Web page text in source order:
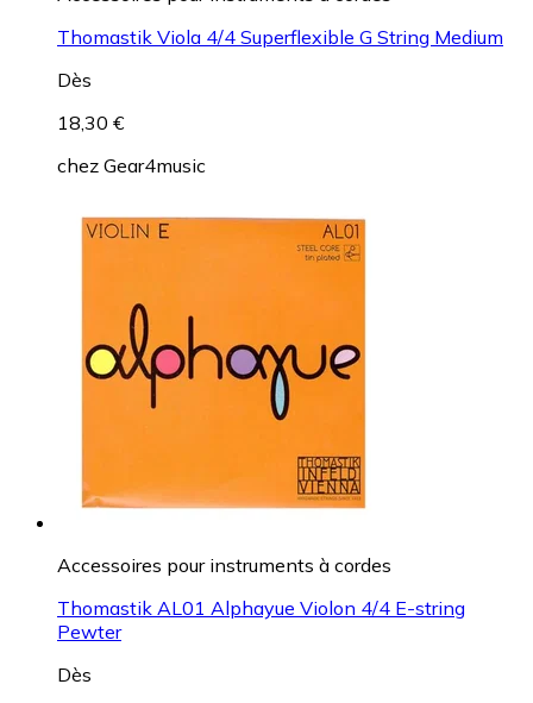
Thomastik Viola 4/4 Superflexible G String Medium
Dès
18,30 €
chez Gear4music
Accessoires pour instruments à cordes
Thomastik AL01 Alphayue Violon 4/4 E-string
Pewter
Dès